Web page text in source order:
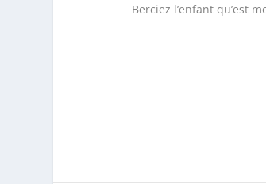
Berciez l’enfant qu’est